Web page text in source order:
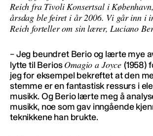
Reich fra Tivoli Konsertsal i
årsdag ble feiret i år 2006. Vi går inn i
Reich forteller om sin lærer, Luciano
– Jeg beundret Berio og lærte mye
lytte til BeriosOmagio a Joyce (1958)
jeg for eksempel bekreftet at den
stemme er en fantastisk ressurs i
musikk. Og Berio lærte meg å
musikk, noe som gav inngående
teknikkene han brukte.